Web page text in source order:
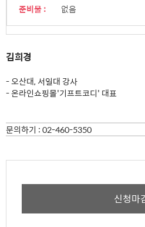
준비물 : 없음
김희경
- 오산대, 서일대 강사
- 온라인쇼핑몰'기프트코디' 대표
문의하기 :02-460-5350
신청마